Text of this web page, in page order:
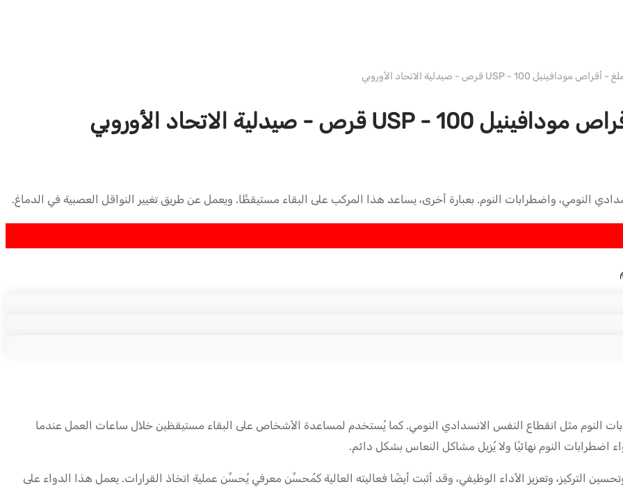
النومي، واضطرابات النوم. بعبارة أخرى، يساعد هذا المركب على البقاء مستيقظًا. ويعمل عن طريق تغيير النواقل العصبية في الدماغ.
النوم مثل انقطاع النفس الانسدادي النومي. كما يُستخدم لمساعدة الأشخاص على البقاء مستيقظين خلال ساعات العمل عندما
اضطرابات النوم نهائيًا ولا يُزيل مشاكل النعاس بشكل دائم.
البقاء مستيقظًا، وتحسين التركيز، وتعزيز الأداء الوظيفي، وقد أثبت أيضًا فعاليته العالية كمُحسِّن معرفي يُحسِّن عملية اتخاذ القرارات. يعمل هذا الدواء على